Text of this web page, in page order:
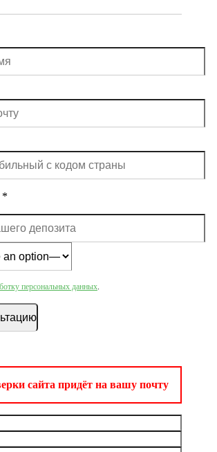
*
персональных данных.
сайта придёт на вашу почту